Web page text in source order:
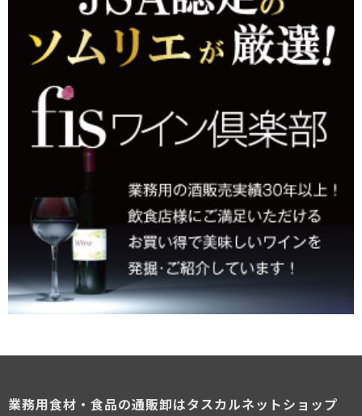
業務用食材・食品の通販卸はタスカルネットショップ